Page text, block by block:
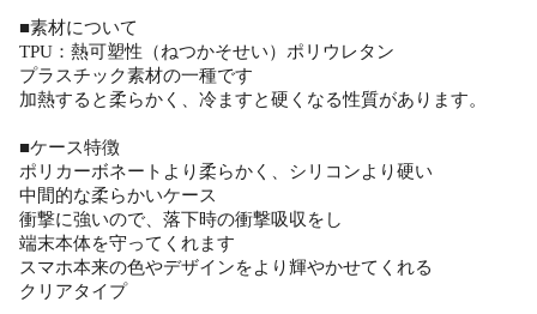
■素材について
TPU：熱可塑性（ねつかそせい）ポリウレタン
プラスチック素材の一種です
加熱すると柔らかく、冷ますと硬くなる性質があります。
■ケース特徴
ポリカーボネートより柔らかく、シリコンより硬い
中間的な柔らかいケース
衝撃に強いので、落下時の衝撃吸収をし
端末本体を守ってくれます
スマホ本来の色やデザインをより輝やかせてくれる
クリアタイプ